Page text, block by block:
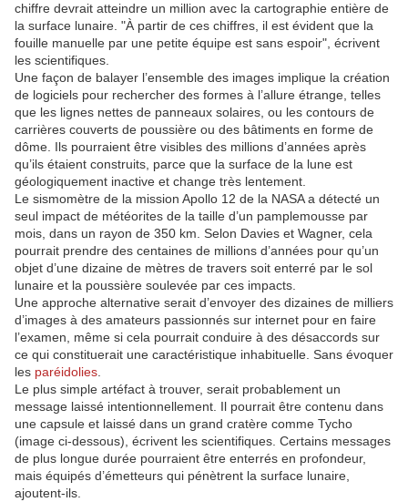
chiffre devrait atteindre un million avec la cartographie entière de
la surface lunaire. "À partir de ces chiffres, il est évident que la
fouille manuelle par une petite équipe est sans espoir", écrivent
les scientifiques.
Une façon de balayer l’ensemble des images implique la création
de logiciels pour rechercher des formes à l’allure étrange, telles
que les lignes nettes de panneaux solaires, ou les contours de
carrières couverts de poussière ou des bâtiments en forme de
dôme. Ils pourraient être visibles des millions d’années après
qu’ils étaient construits, parce que la surface de la lune est
géologiquement inactive et change très lentement.
Le sismomètre de la mission Apollo 12 de la NASA a détecté un
seul impact de météorites de la taille d’un pamplemousse par
mois, dans un rayon de 350 km. Selon Davies et Wagner, cela
pourrait prendre des centaines de millions d’années pour qu’un
objet d’une dizaine de mètres de travers soit enterré par le sol
lunaire et la poussière soulevée par ces impacts.
Une approche alternative serait d’envoyer des dizaines de milliers
d’images à des amateurs passionnés sur internet pour en faire
l’examen, même si cela pourrait conduire à des désaccords sur
ce qui constituerait une caractéristique inhabituelle. Sans évoquer
les paréidolies
Le plus simple artéfact à trouver, serait probablement un
message laissé intentionnellement. Il pourrait être contenu dans
une capsule et laissé dans un grand cratère comme Tycho
(image ci-dessous), écrivent les scientifiques. Certains messages
de plus longue durée pourraient être enterrés en profondeur,
mais équipés d’émetteurs qui pénètrent la surface lunaire,
ajoutent-ils.